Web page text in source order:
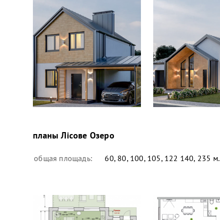
планыЛісове Озеро
общая площадь: 60, 80, 100, 105, 122 140, 235